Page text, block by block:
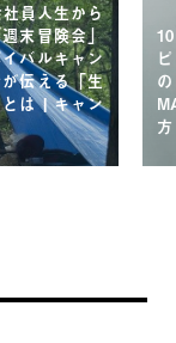
員人生から
末冒険会」
バルキャン
伝える「生
は | キャン